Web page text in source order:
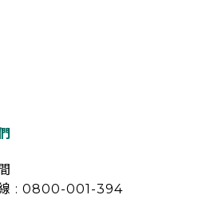
: 0800-001-394